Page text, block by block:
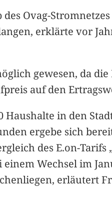
Ovag-
erklärte vor
gewesen, da
auf den
in den
ergebe sich
des E.on-Tarifs
Wechsel im
erläutert